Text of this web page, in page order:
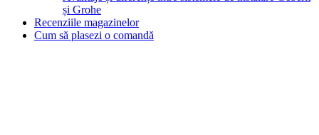
și Grohe
Recenziile magazinelor
Cum să plasezi o comandă